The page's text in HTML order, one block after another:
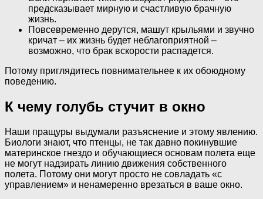
предсказывает мирную и счастливую брачную
жизнь.
Повсевременно дерутся, машут крыльями и звучно
кричат – их жизнь будет неблагоприятной –
возможно, что брак вскорости распадется.
Потому приглядитесь повнимательнее к их обоюдному
поведению.
К чему голубь стучит в окно
Наши пращуры выдумали разъяснение и этому явлению.
Биологи знают, что птенцы, не так давно покинувшие
материнское гнездо и обучающиеся основам полета еще
не могут надзирать линию движения собственного
полета. Потому они могут просто не совладать «с
управлением» и ненамеренно врезаться в ваше окно.